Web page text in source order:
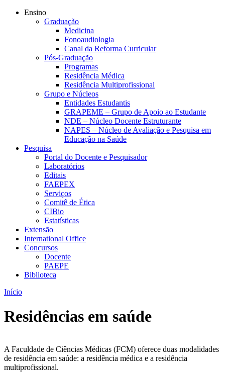
Ensino
Graduação
Medicina
Fonoaudiologia
Canal da Reforma Curricular
Pós-Graduação
Programas
Residência Médica
Residência Multiprofissional
Grupo e Núcleos
Entidades Estudantis
GRAPEME – Grupo de Apoio ao Estudante
NDE – Núcleo Docente Estruturante
NAPES – Núcleo de Avaliação e Pesquisa em
Educação na Saúde
Pesquisa
Portal do Docente e Pesquisador
Laboratórios
Editais
FAEPEX
Serviços
Comitê de Ética
CIBio
Estatísticas
Extensão
International Office
Concursos
Docente
PAEPE
Biblioteca
Início
Residências em saúde
A Faculdade de Ciências Médicas (FCM) oferece duas modalidades
de residência em saúde: a residência médica e a residência
multiprofissional.